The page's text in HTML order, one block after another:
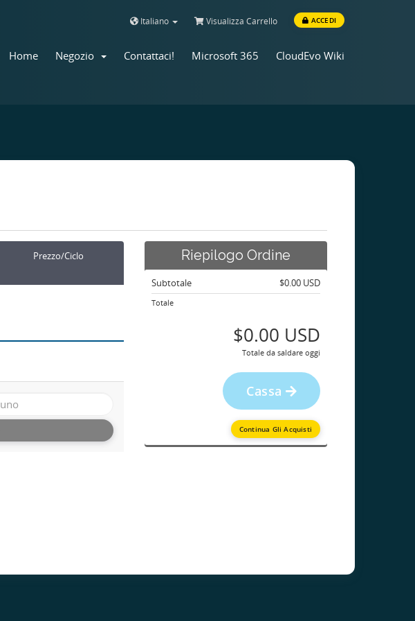
Italiano Visualizza Carrello ACCEDI
Home Negozio Contattaci! Microsoft 365 CloudEvo Wiki
Prezzo/Ciclo Riepilogo Ordine
Subtotale $0.00 USD
Totale
$0.00 USD
Totale da saldare oggi
Cassa
Continua Gli Acquisti